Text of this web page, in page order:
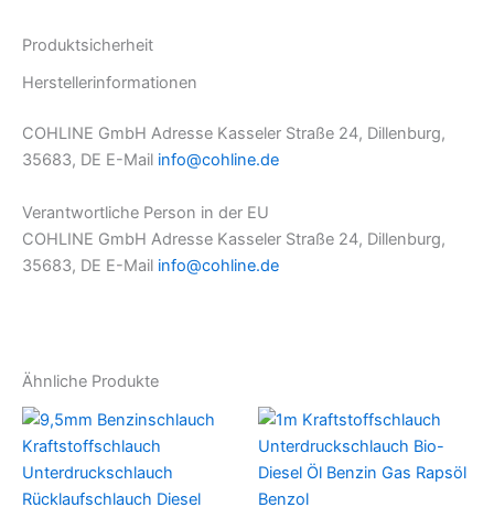
Produktsicherheit
Herstellerinformationen
COHLINE GmbH Adresse Kasseler Straße 24, Dillenburg,
35683, DE E-Mail info@cohline.de
Verantwortliche Person in der EU
COHLINE GmbH Adresse Kasseler Straße 24, Dillenburg,
35683, DE E-Mail info@cohline.de
Ähnliche Produkte